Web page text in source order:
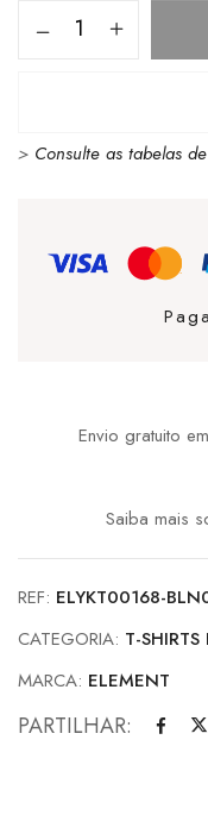
Quantidade
Element
> Consulte as tabelas
Envio gratuito
Saiba mais
REF: ELYKT00168-
CATEGORIA: T-
MARCA: ELEMENT
PARTILHAR: